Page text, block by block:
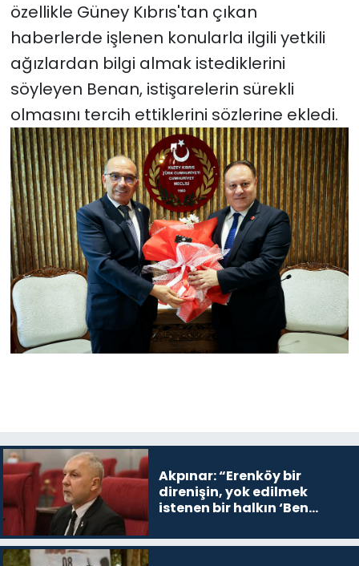
özellikle Güney Kıbrıs'tan çıkan
haberlerde işlenen konularla ilgili yetkili
ağızlardan bilgi almak istediklerini
söyleyen Benan, istişarelerin sürekli
olmasını tercih ettiklerini sözlerine ekledi.
Akpınar: “Erenköy bir
direnişin, yok edilmek
istenen bir halkın ‘Ben
devam edeceğim’ dediği